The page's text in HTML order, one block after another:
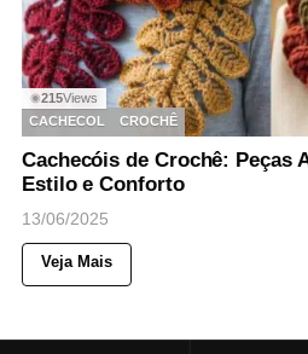
◉215Views
CACHECOL
CROCHÊ
Cachecóis de Crochê: Peças
Estilo e Conforto
13/06/2025
Veja Mais